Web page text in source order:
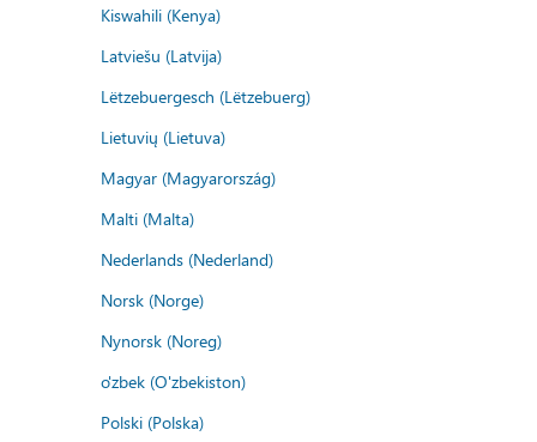
Kiswahili (Kenya)
Latviešu (Latvija)
Lëtzebuergesch (Lëtzebuerg)
Lietuvių (Lietuva)
Magyar (Magyarország)
Malti (Malta)
Nederlands (Nederland)
Norsk (Norge)
Nynorsk (Noreg)
o'zbek (O'zbekiston)
Polski (Polska)